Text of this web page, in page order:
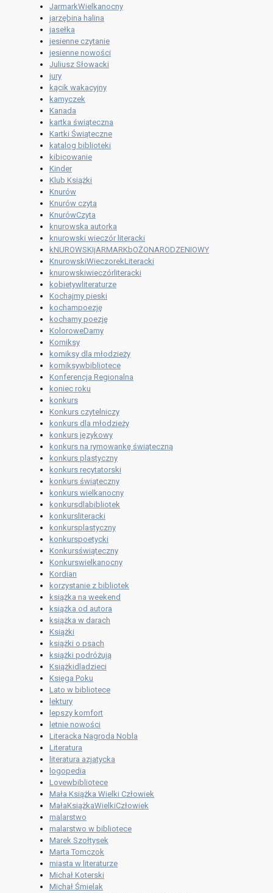
JarmarkWielkanocny
jarzębina halina
jasełka
jesienne czytanie
jesienne nowości
Juliusz Słowacki
jury
kącik wakacyjny
kamyczek
Kanada
kartka świąteczna
Kartki Świąteczne
katalog biblioteki
kibicowanie
Kinder
Klub Książki
Knurów
Knurów czyta
KnurówCzyta
knurowska autorka
knurowski wieczór literacki
kNUROWSKIjARMARKbOŻONARODZENIOWY
KnurowskiWieczorekLiteracki
knurowskiwieczórliteracki
kobietywliteraturze
Kochajmy pieski
kochampoezję
kochamy poezję
KoloroweDamy
Komiksy
komiksy dla młodzieży
komiksywbibliotece
Konferencja Regionalna
koniec roku
konkurs
Konkurs czytelniczy
konkurs dla młodzieży
konkurs językowy
konkurs na rymowankę świąteczną
konkurs plastyczny
konkurs recytatorski
konkurs świąteczny
konkurs wielkanocny
konkursdlabibliotek
konkursliteracki
konkursplastyczny
konkurspoetycki
Konkursświąteczny
Konkurswielkanocny
Kordian
korzystanie z bibliotek
książka na weekend
książka od autora
książka w darach
Książki
książki o psach
książki podróżują
Książkidladzieci
Księga Poku
Lato w bibliotece
lektury
lepszy komfort
letnie nowości
Literacka Nagroda Nobla
Literatura
literatura azjatycka
logopedia
Lovewbibliotece
Mała Książka Wielki Człowiek
MałaKsiążkaWielkiCzłowiek
malarstwo
malarstwo w bibliotece
Marek Szołtysek
Marta Tomczok
miasta w literaturze
Michał Koterski
Michał Śmielak